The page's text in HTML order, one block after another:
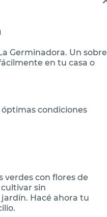
Germinadora. Un sobre
en tu casa o
condiciones
verdes con flores de
sin
Hacé ahora tu